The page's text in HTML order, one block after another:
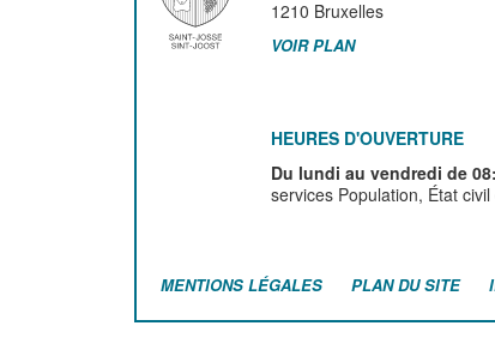
1210 Bruxelles
VOIR PLAN
HEURES D'OUVERTURE
Du lundi au vendredi de
services Population, État
MENTIONS LÉGALES PLAN DU SITE